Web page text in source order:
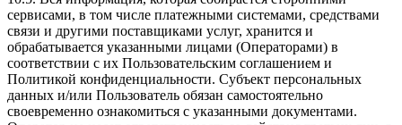
сервисами, в том числе платежными системами, средствами
связи и другими поставщиками услуг, хранится и
обрабатывается указанными лицами (Операторами) в
соответствии с их Пользовательским соглашением и
Политикой конфиденциальности. Субъект персональных
данных и/или Пользователь обязан самостоятельно
своевременно ознакомиться с указанными документами.